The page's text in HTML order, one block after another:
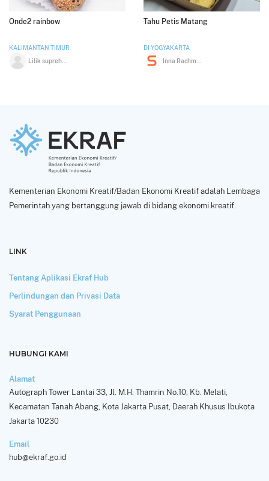
Onde2 rainbow
KALIMANTAN TIMUR
Tahu Petis Matang
DI YOGYAKARTA
Kementerian Ekonomi Kreatif/Badan Ekonomi Kreatif adalah Lembaga
Pemerintah yang bertanggung jawab di bidang ekonomi kreatif.
LINK
Tentang Aplikasi Ekraf Hub
Perlindungan dan Privasi Data
Syarat Penggunaan
HUBUNGI KAMI
Alamat
Autograph Tower Lantai 33, Jl. M.H. Thamrin No.10, Kb. Melati,
Kecamatan Tanah Abang, Kota Jakarta Pusat, Daerah Khusus Ibukota
Jakarta 10230
Email
hub@ekraf.go.id